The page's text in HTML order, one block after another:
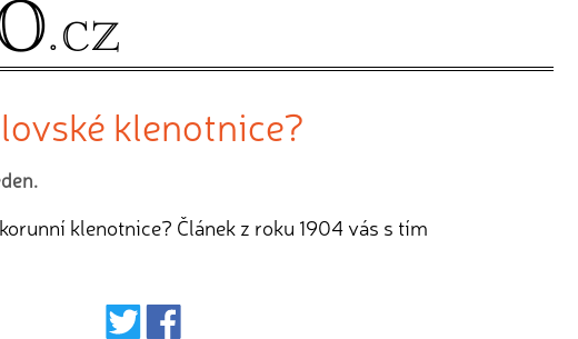
klenotnice?
klenotnice? Článek z roku 1904 vás s tím